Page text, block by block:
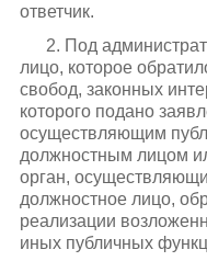
ответчик.
2. Под
лицо, которое
свобод, законных
которого подано
осуществляющим
должностным лицом
орган,
должностное лицо,
реализации
иных публичных